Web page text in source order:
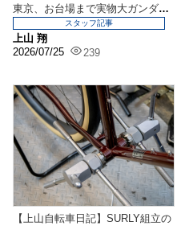
東京、お台場まで実物大ガンダム
を見に行ってきました...
上山 翔
2026/07/25
239
スタッフ記事
【上山自転車日記】SURLY組立の